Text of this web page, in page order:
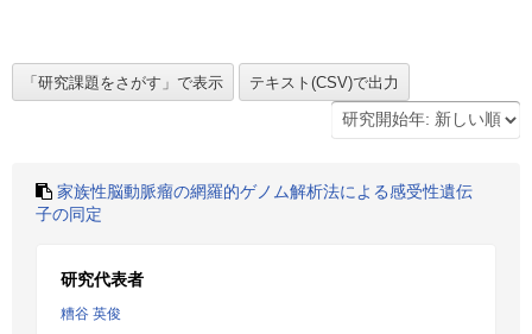
家族性脳動脈瘤の網羅的ゲノム解析法による感受性遺伝
子の同定
研究代表者
糟谷 英俊